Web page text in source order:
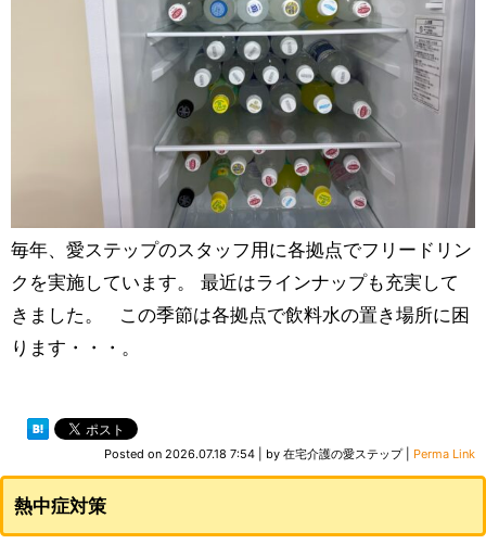
毎年、愛ステップのスタッフ用に各拠点でフリードリン
クを実施しています。 最近はラインナップも充実して
きました。 この季節は各拠点で飲料水の置き場所に困
ります・・・。
Posted on 2026.07.18 7:54 by 在宅介護の愛ステップ| Perma Link
熱中症対策